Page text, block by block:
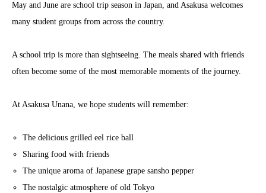
May and June are school trip season in Japan, and Asakusa welcomes
many student groups from across the country.
A school trip is more than sightseeing. The meals shared with friends
often become some of the most memorable moments of the journey.
At Asakusa Unana, we hope students will remember:
The delicious grilled eel rice ball
Sharing food with friends
The unique aroma of Japanese grape sansho pepper
The nostalgic atmosphere of old Tokyo